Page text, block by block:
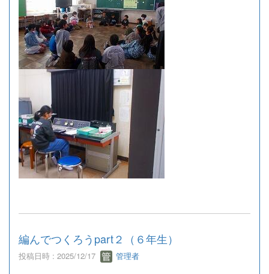
編んでつくろうpart２（６年生）
投稿日時 : 2025/12/17 管理者